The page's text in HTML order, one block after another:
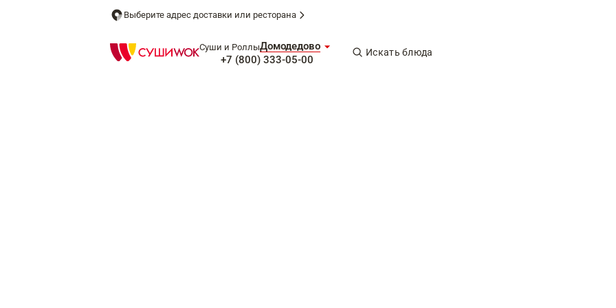
Выберите адрес доставки или ресторана
Суши и РоллыДомодедово
+7 (800) 333-05-00
Искать блюда